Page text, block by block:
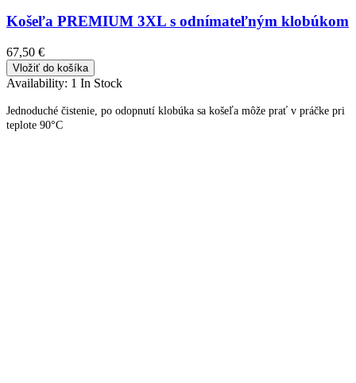
Košeľa PREMIUM 3XL s odnímateľným klobúkom
67,50 €
Vložiť do košíka
Availability: 1 In Stock
Jednoduché čistenie, po odopnutí klobúka sa košeľa môže prať v práčke pri
teplote 90°C